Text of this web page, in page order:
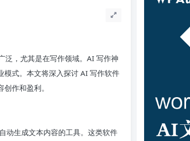
泛，尤其是在写作领域。AI 写作神
模式。本文将深入探讨 AI 写作软件
作和盈利。
动生成文本内容的工具。这类软件